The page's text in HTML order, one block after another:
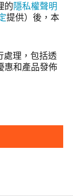
的隱私權聲明
提供）後，本
處理，包括透
惠和產品發佈